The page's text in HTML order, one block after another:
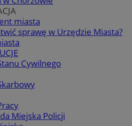
miasta
sprawę w Urzędzie Miasta?
Cywilnego
Miejska Policji